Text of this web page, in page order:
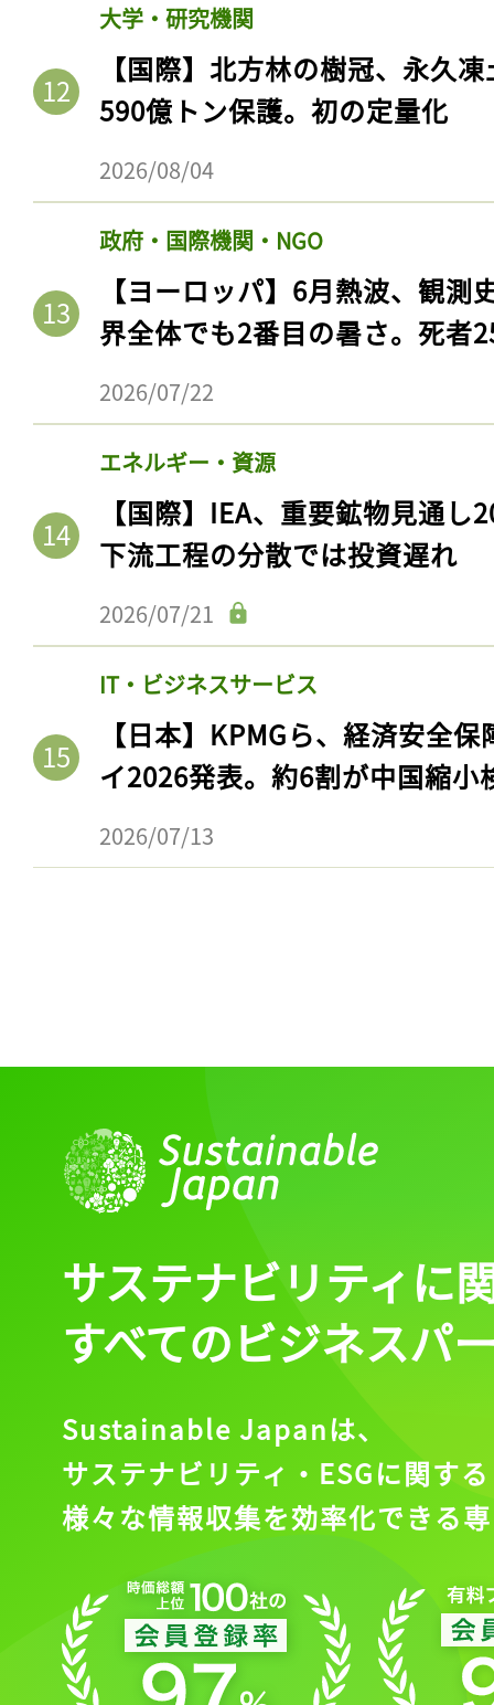
大学・研究機関
【国際】北方林の樹冠、永久
590億トン保護。初の定量化
2026/08/04
政府・国際機関・NGO
【ヨーロッパ】6月熱波、観
界全体でも2番目の暑さ。死者
2026/07/22
エネルギー・資源
【国際】IEA、重要鉱物見通
下流工程の分散では投資遅れ
2026/07/21
IT・ビジネスサービス
【日本】KPMGら、経済安全
イ2026発表。約6割が中国縮小
2026/07/13
記事をお気に入りに
会員登録
サステナビリティに
すべてのビジネスパ
Sustainable Japanは、
サステナビリティ・ESGに関する
様々な情報収集を効率化できる